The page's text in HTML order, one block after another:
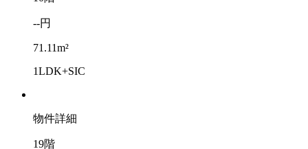
--円
71.11m²
1LDK+SIC
物件詳細
19階